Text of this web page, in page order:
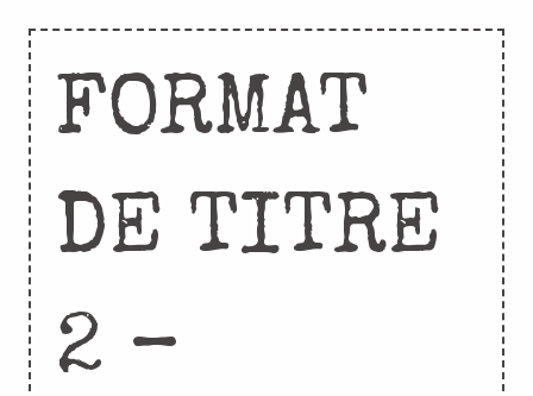
FORMAT
DE TITRE
2 –